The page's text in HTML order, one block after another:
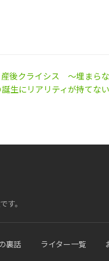
産後クライシス 〜埋まら
生にリアリティが持てな
す。
裏話 ライター一覧